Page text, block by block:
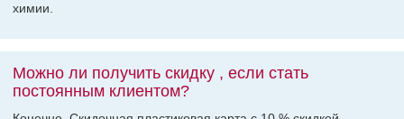
химии.
Можно ли получить скидку , если стать
постоянным клиентом?